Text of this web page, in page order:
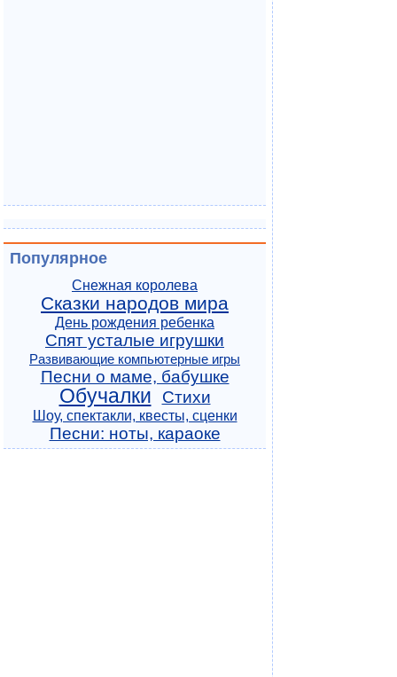
Популярное
Снежная королева
Сказки народов мира
День рождения ребенка
Спят усталые игрушки
Развивающие компьютерные игры
Песни о маме, бабушке
Обучалки Стихи
Шоу, спектакли, квесты, сценки
Песни: ноты, караоке